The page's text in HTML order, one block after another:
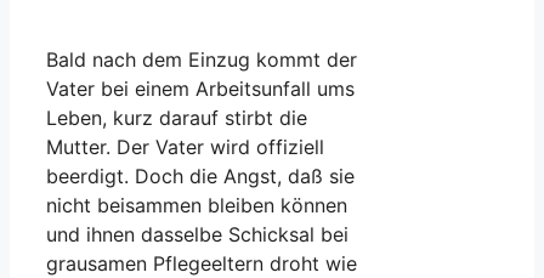
Bald nach dem Einzug kommt der
Vater bei einem Arbeitsunfall ums
Leben, kurz darauf stirbt die
Mutter. Der Vater wird offiziell
beerdigt. Doch die Angst, daß sie
nicht beisammen bleiben können
und ihnen dasselbe Schicksal bei
grausamen Pflegeeltern droht wie